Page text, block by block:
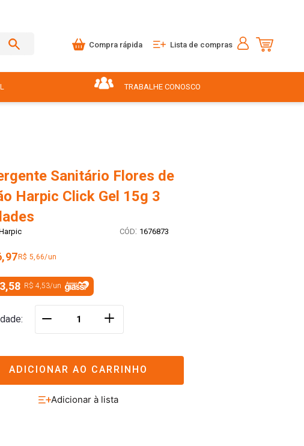
Compra rápida Lista de compras
TRABALHE CONOSCO
Sanitário Flores de
Harpic Click Gel 15g 3
: 1676873
R$ 5,66/un
R$ 4,53/un
＋
ADICIONAR AO CARRINHO